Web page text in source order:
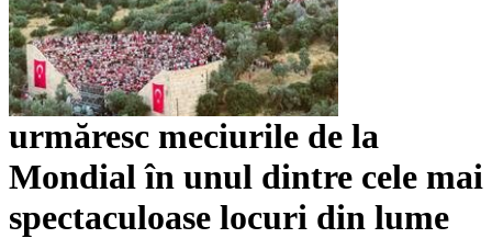
urmăresc meciurile de la
Mondial în unul dintre cele mai
spectaculoase locuri din lume